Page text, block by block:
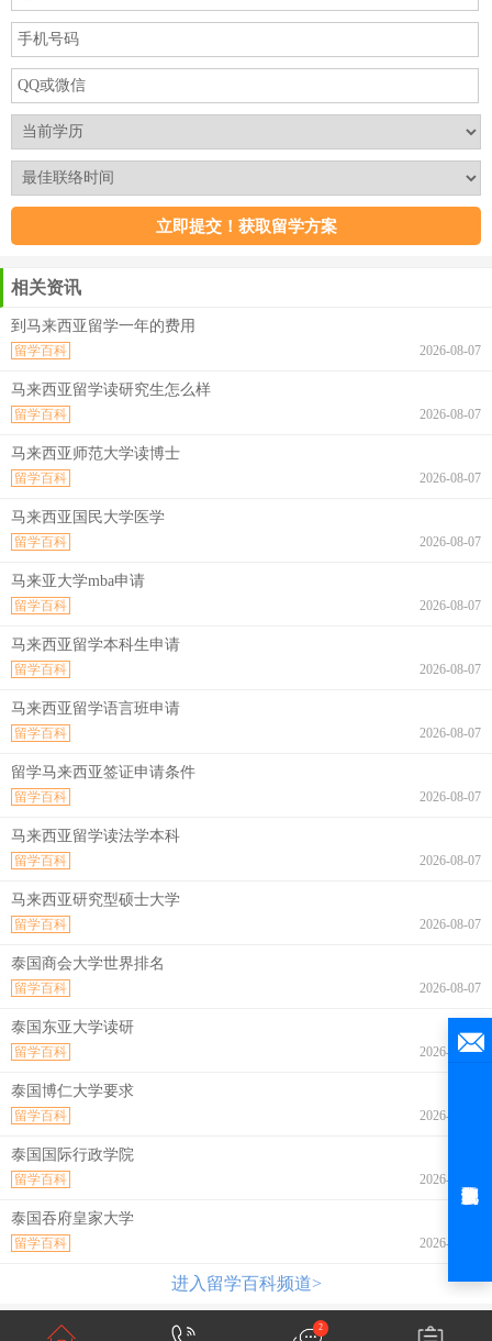
相关资讯
到马来西亚留学一年的费用
2026-08-07
留学百科
马来西亚留学读研究生怎么样
2026-08-07
留学百科
马来西亚师范大学读博士
2026-08-07
留学百科
马来西亚国民大学医学
2026-08-07
留学百科
马来亚大学mba申请
2026-08-07
留学百科
马来西亚留学本科生申请
2026-08-07
留学百科
马来西亚留学语言班申请
2026-08-07
留学百科
留学马来西亚签证申请条件
2026-08-07
留学百科
马来西亚留学读法学本科
2026-08-07
留学百科
马来西亚研究型硕士大学
2026-08-07
留学百科
泰国商会大学世界排名
2026-08-07
留学百科
泰国东亚大学读研
2026-08-07
留学百科
泰国博仁大学要求
2026-08-07
留学百科
泰国国际行政学院
2026-08-07
留学百科
泰国吞府皇家大学
2026-08-07
留学百科
进入留学百科频道>
2